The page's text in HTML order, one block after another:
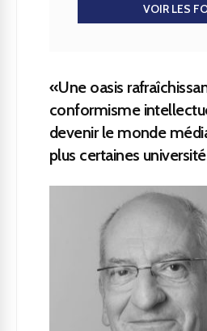
VOIR LES
«Une oasis
conformisme
devenir le monde
plus certaines